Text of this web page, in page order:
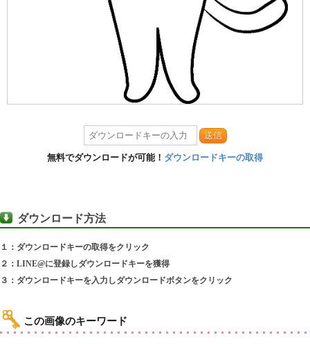
送信
無料でダウンロードが可能！ ダウンロードキーの取得
ダウンロード方法
１：ダウンロードキーの取得をクリック
２：LINE@に登録しダウンロードキーを獲得
３：ダウンロードキーを入力しダウンロードボタンをクリック
この画像のキーワード